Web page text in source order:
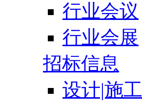
行业会议
行业会展
招标信息
设计|施工